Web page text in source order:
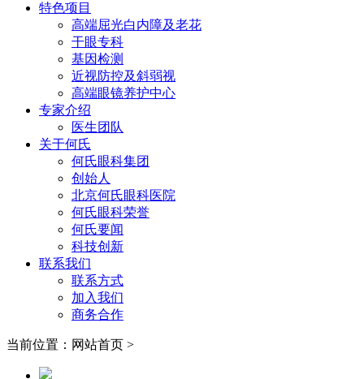
特色项目
高端屈光白内障及老花
干眼专科
基因检测
近视防控及斜弱视
高端眼镜养护中心
专家介绍
医生团队
关于何氏
何氏眼科集团
创始人
北京何氏眼科医院
何氏眼科荣誉
何氏要闻
科技创新
联系我们
联系方式
加入我们
商务合作
当前位置：网站首页 >